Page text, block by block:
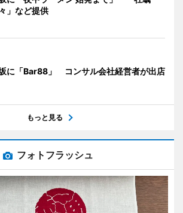
」など提供
に「Bar88」 コンサル会社経営者が出店
もっと見る
フォトフラッシュ